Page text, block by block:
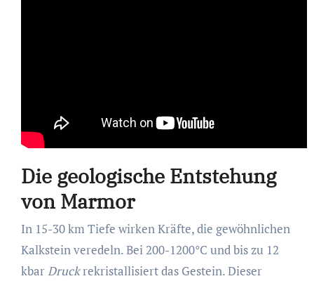
Die geologische Entstehung
von Marmor
In 15-30 km Tiefe wirken Kräfte, die gewöhnlichen
Kalkstein veredeln. Bei 200-1200°C und bis zu 12
kbarDruckrekristallisiert das Gestein. Dieser